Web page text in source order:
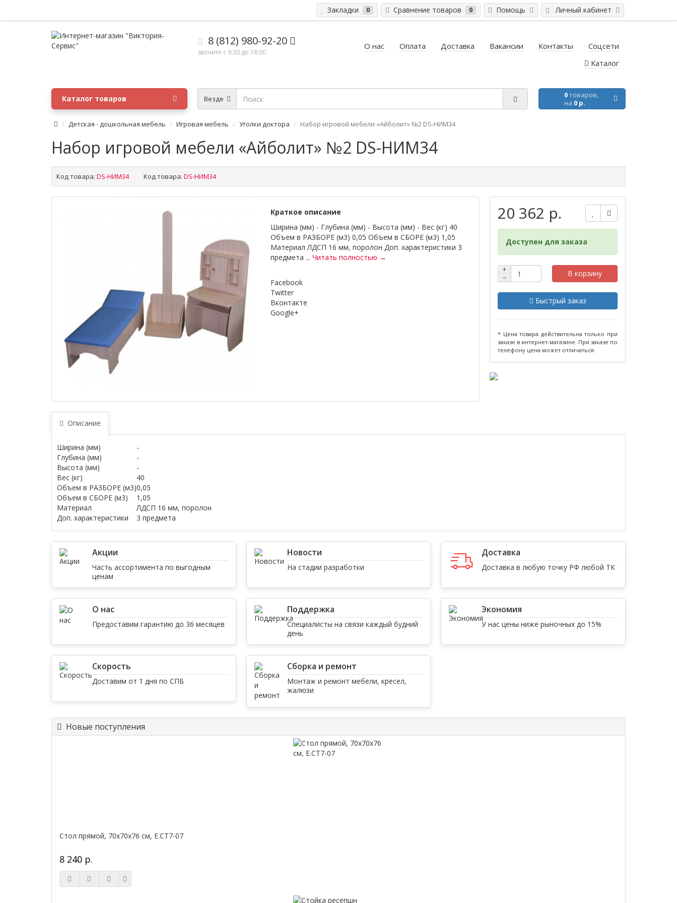
Личный кабинет
Помощь
Закладки 0 Сравнение товаров 0
8 (812) 980-92-20
звоните с 9:30 до 18:00
О нас Оплата Доставка Вакансии Контакты
Соцсети
Каталог
Везде 0товаров,
на 0 р.
Каталог товаров
Детская - дошкольная мебель Игровая мебель Уголки доктора Набор игровой мебели «Айболит» №2 DS-НИМ34
Набор игровой мебели «Айболит» №2 DS-НИМ34
Код товара: DS-НИМ34 Код товара: DS-НИМ34
Краткое описание
Ширина (мм) - Глубина (мм) - Высота (мм) - Вес (кг) 40
Объем в РАЗБОРЕ (м3) 0,05 Объем в СБОРЕ (м3) 1,05
Материал ЛДСП 16 мм, поролон Доп. характеристики 3
предмета ... Читать полностью →
Facebook
Twitter
Вконтакте
Google+
20 362 р.
Доступен для заказа
+
−
В корзину
Быстрый заказ
* Цена товара действительна только при
заказе в интернет-магазине. При заказе по
телефону цена может отличаться.
Описание
Ширина (мм)
-
Глубина (мм)
-
Высота (мм)
-
Вес (кг)
40
Объем в РАЗБОРЕ (м3)0,05
Объем в СБОРЕ (м3)
1,05
Материал
ЛДСП 16 мм, поролон
Доп. характеристики
3 предмета
Акции
Часть ассортимента по выгодным
ценам
Новости
На стадии разработки
Доставка
Доставка в любую точку РФ любой ТК
О нас
Предоставим гарантию до 36 месяцев
Поддержка
Специалисты на связи каждый будний
день
Экономия
У нас цены ниже рыночных до 15%
Скорость
Доставим от 1 дня по СПБ
Сборка и ремонт
Монтаж и ремонт мебели, кресел,
жалюзи
Новые поступления
Стол прямой, 70x70x76 см, Е.СТ7-07
8 240 р.